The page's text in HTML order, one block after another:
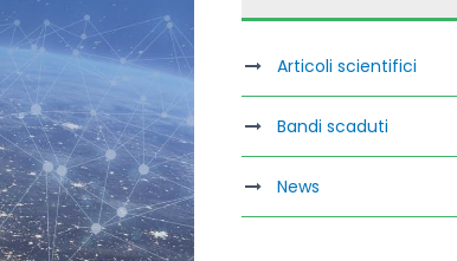
Articoli scientifici
Bandi scaduti
News